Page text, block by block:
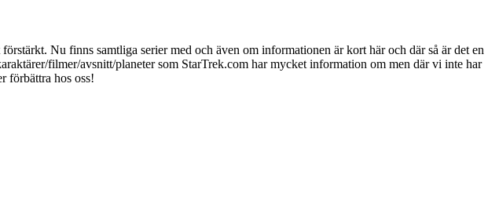
Nu finns samtliga serier med och även om informationen är kort här och där så är det en
filmer/avsnitt/planeter som StarTrek.com har mycket information om men där vi inte har
förbättra hos oss!